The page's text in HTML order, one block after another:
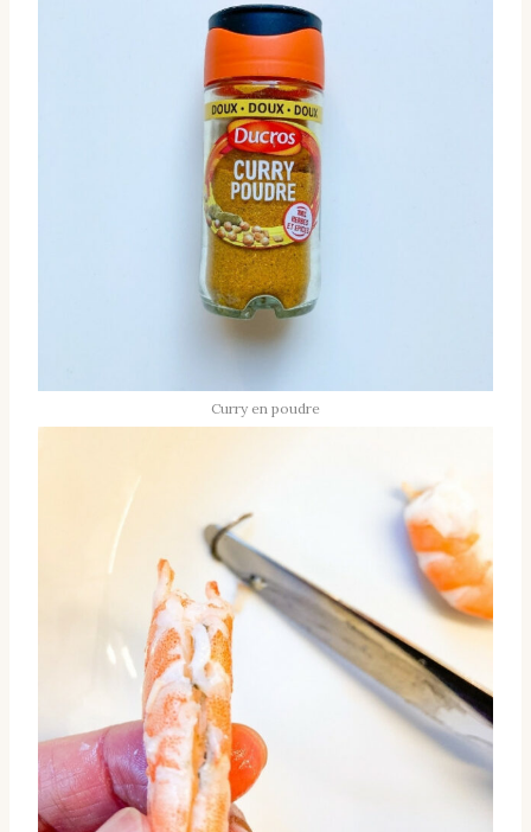
Curry en poudre